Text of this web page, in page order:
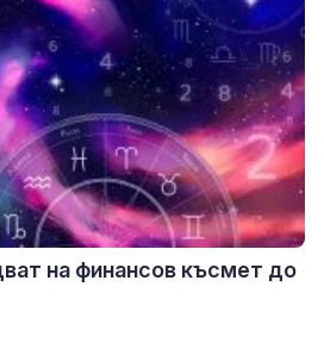
на финансов късмет до